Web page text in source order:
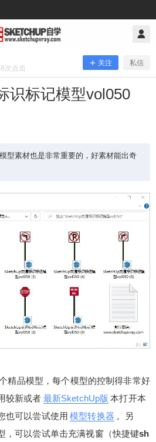
次点击
关注 私信
识标记模型vol050
型素材也是非常重要的，好素材能出奇
精品模型，每个模型的控制得非常好
较新或者 最新SketchUp版 本打开本
也可以尝试使用 模型转换器 。另
，可以尝试单击充满视窗（快捷键sh
识标记模型vol050